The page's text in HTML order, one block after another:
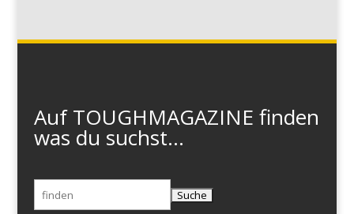
Auf TOUGHMAGAZINE finden
was du suchst...
Suchen
nach: